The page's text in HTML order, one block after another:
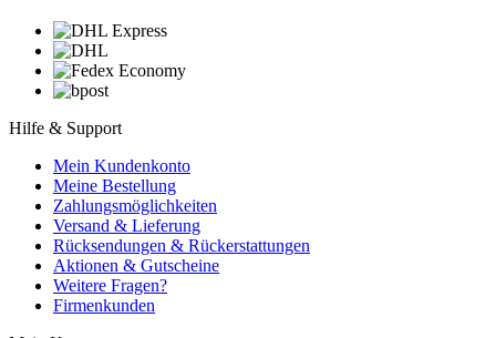
Hilfe & Support
Mein Kundenkonto
Meine Bestellung
Zahlungsmöglichkeiten
Versand & Lieferung
Rücksendungen & Rückerstattungen
Aktionen & Gutscheine
Weitere Fragen?
Firmenkunden